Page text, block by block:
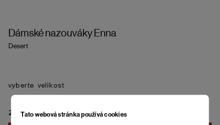
Tato webová stránka používá cookies
Dámské nazouváky Enna
Desert
velikost
ZVOLTE VARIANTU